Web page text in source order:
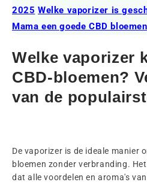
2025 Welke vaporizer is
Mama een goede CBD
Welke vaporizer
CBD-bloemen?
van de
De vaporizer is de ideale manier
bloemen zonder verbranding.
dat alle voordelen en aroma's